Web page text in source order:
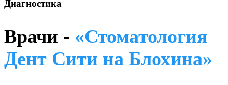
Диагностика
Врачи - «Стоматология
Дент Сити на Блохина»